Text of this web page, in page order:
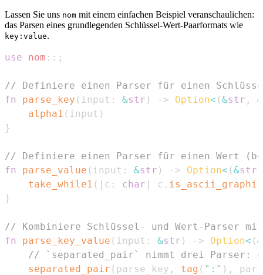
Lassen Sie uns nom mit einem einfachen Beispiel veranschaulichen:
das Parsen eines grundlegenden Schlüssel-Wert-Paarformats wie
key:value.
use nom :: ;
// Definiere einen Parser für einen
fn
parse_key ( input : &str ) -> Option< (&str ,
&
alpha1 ( input )
}
// Definiere einen Parser für einen Wert
fn
parse_value ( input : &str ) -> Option< (&str
take_while1 ( | c : char | c . is_ascii_graphic
}
// Kombiniere Schlüssel- und Wert-Parser mit
fn
parse_key_value ( input : &str ) -> Option< (&
// `separated_pair` nimmt drei Parser:
separated_pair ( parse_key , tag ( ":" ) ,